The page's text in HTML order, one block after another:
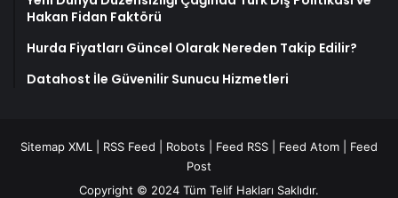
Hakan Fidan Faktörü
Hurda Fiyatları Güncel Olarak Nereden Takip Edilir?
Datahost İle Güvenilir Sunucu Hizmetleri
Sitemap XML RSS Feed Robots Feed RSS Feed Atom
Feed
Post
Copyright © 2024 Tüm Telif Hakları Saklıdır.